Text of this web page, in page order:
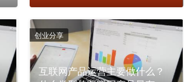
互联网产品运营主要做什么？
创业分享